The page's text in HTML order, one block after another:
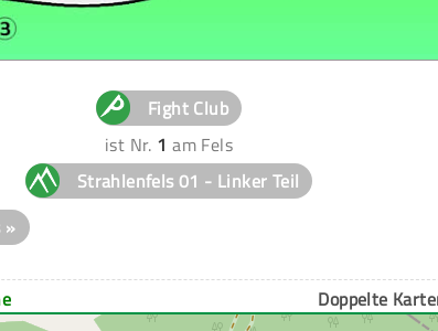
Fight Club
ist Nr. 1 am Fels
Strahlenfels 01 - Linker Teil
»
Doppelte